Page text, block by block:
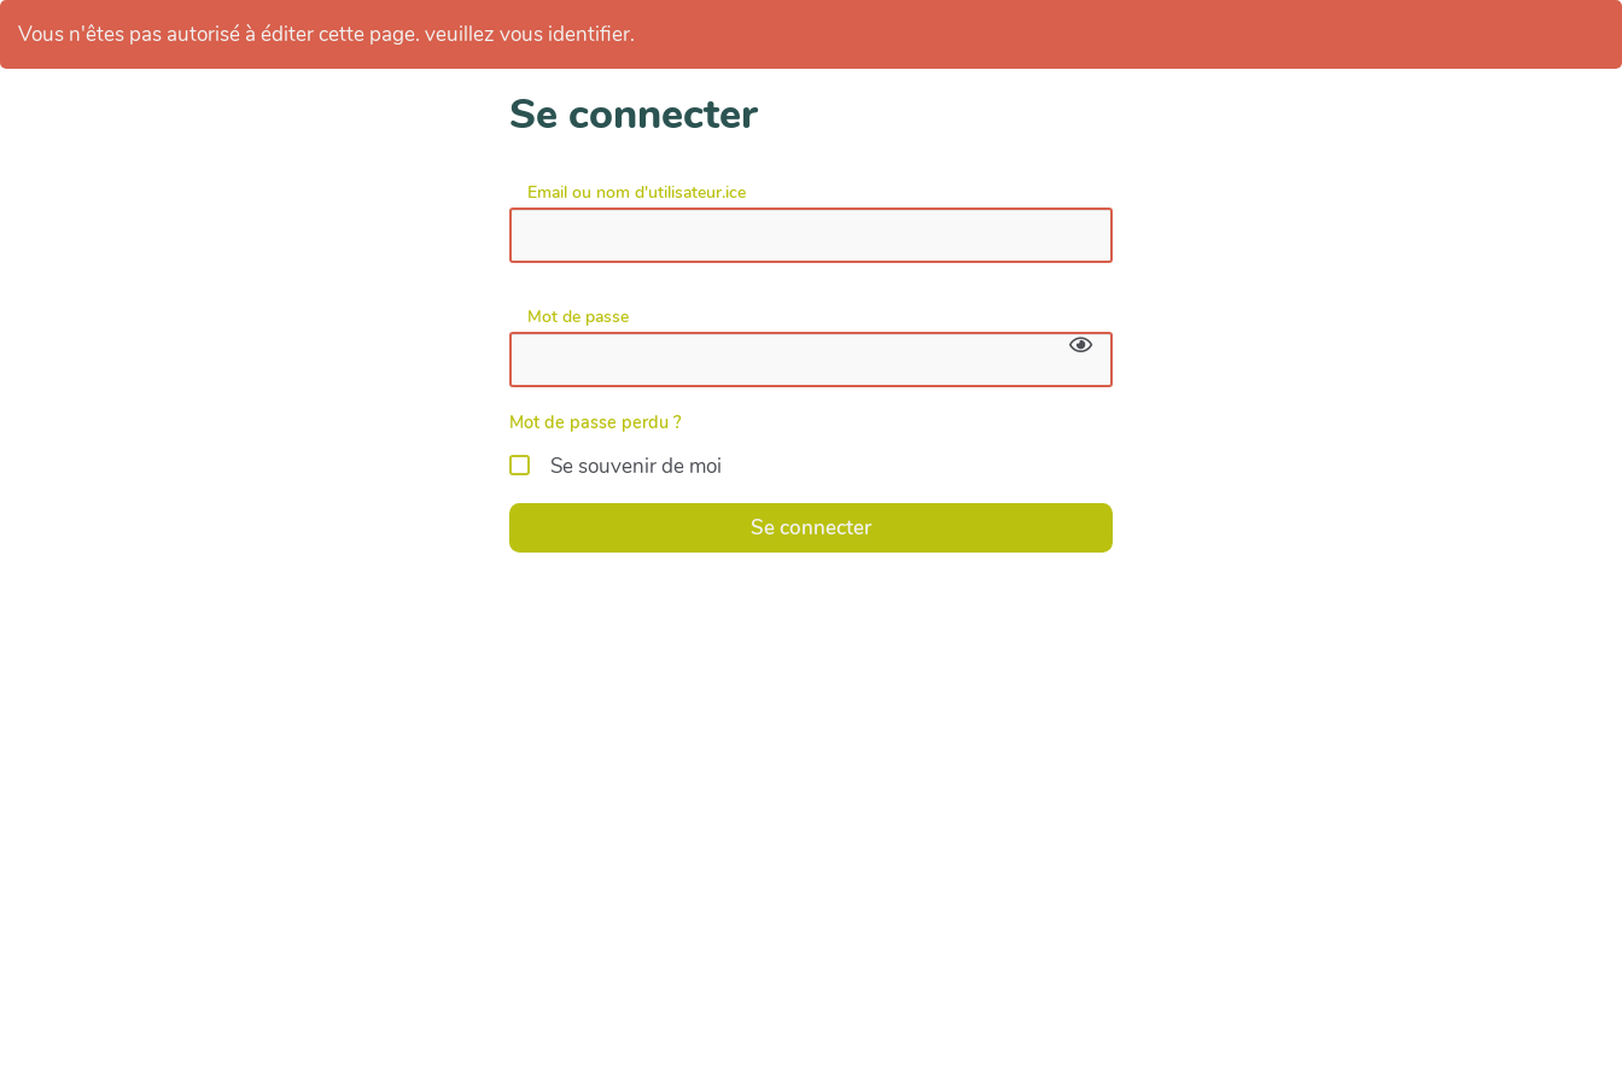
Vous n'êtes pas autorisé à éditer cette page. veuillez vous identifier.
Se connecter
Email ou nom d'utilisateur.ice
Mot de passe
Mot de passe perdu ?
Se souvenir de moi
Se connecter